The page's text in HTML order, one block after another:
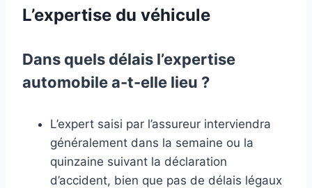
L’expertise du véhicule
Dans quels délais l’expertise
automobile a-t-elle lieu ?
L’expert saisi par l’assureur interviendra
généralement dans la semaine ou la
quinzaine suivant la déclaration
d’accident, bien que pas de délais légaux